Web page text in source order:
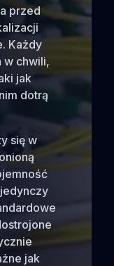
przed
Każdy
w chwili,
jak
dotrą
się w
jak